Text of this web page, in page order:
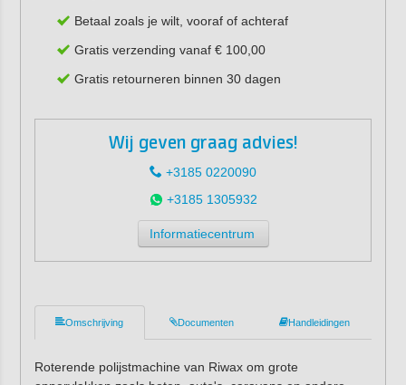
Betaal zoals je wilt, vooraf of achteraf
Gratis verzending vanaf € 100,00
Gratis retourneren binnen 30 dagen
Wij geven graag advies!
+3185 0220090
+3185 1305932
Informatiecentrum
Omschrijving Documenten Handleidingen
Roterende polijstmachine van Riwax om grote